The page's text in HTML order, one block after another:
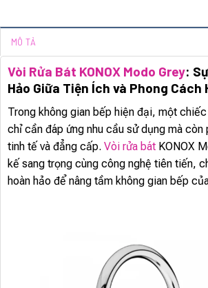
MÔ TẢ
Vòi Rửa Bát KONOX Modo Grey:
Hảo Giữa Tiện Ích và Phong Cách
Trong không gian bếp hiện đại, một
chỉ cần đáp ứng nhu cầu sử dụng mà còn
tinh tế và đẳng cấp. Vòi rửa bát KONOX
kế sang trọng cùng công nghệ tiên tiến,
hoàn hảo để nâng tầm không gian bếp